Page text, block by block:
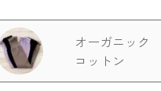
オーガニック
コットン